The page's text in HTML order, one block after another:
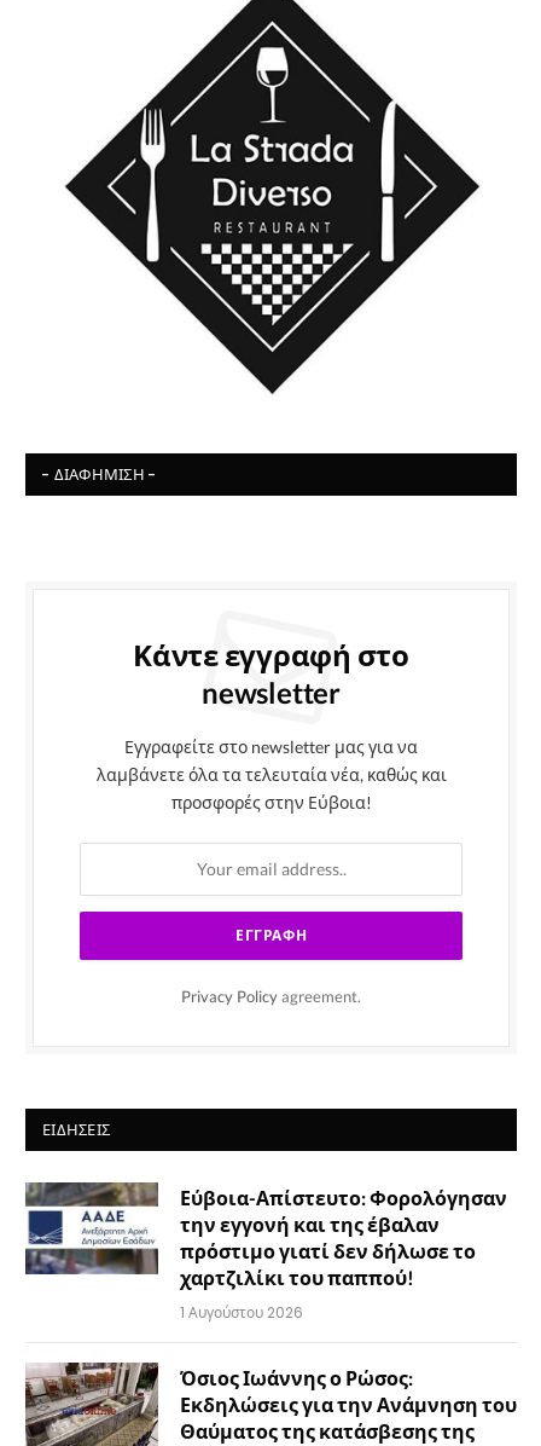
- ΔΙΑΦΉΜΙΣΗ -
Κάντε εγγραφή στο
newsletter
Εγγραφείτε στο newsletter μας για να
λαμβάνετε όλα τα τελευταία νέα, καθώς και
προσφορές στην Εύβοια!
Privacy Policy agreement.
ΕΙΔΉΣΕΙΣ
Εύβοια-Απίστευτο: Φορολόγησαν
την εγγονή και της έβαλαν
πρόστιμο γιατί δεν δήλωσε το
χαρτζιλίκι του παππού!
1 Αυγούστου 2026
Όσιος Ιωάννης ο Ρώσος:
Εκδηλώσεις για την Ανάμνηση του
Θαύματος της κατάσβεσης της